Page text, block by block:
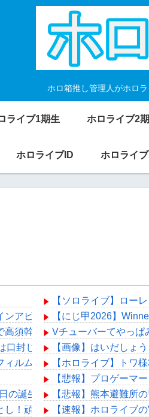
ホロ箱推し管理人がホロ
ライブ1期生 ホロライブ2
ホロライブID ホロライ
ンアビス』主題歌担当に！！！
高須幹弥にブチギレるｗｗｗｗ
口封じに被害者殺した方が量
ルムって何のために入ってい
誕生日配信で詳細を説明「ず
！頑張れ帝国立ロイヤルナイ
【ソロライブ】ロー
【にじ甲2026】
Vチューバーてやっぱ
【画像】はいだしょ
【ホロライブ】トワ
【悲報】プロゲーマ
【悲報】熊本避難所
【速報】ホロライブ